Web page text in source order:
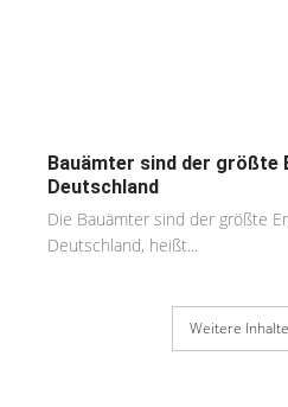
Bauämter sind der größte
Deutschland
Die Bauämter sind der größte
Deutschland, heißt...
Weitere